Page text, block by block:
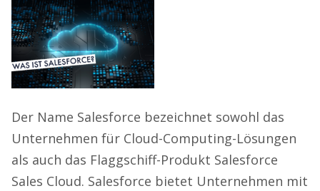
Der Name Salesforce bezeichnet sowohl das
Unternehmen für Cloud-Computing-Lösungen
als auch das Flaggschiff-Produkt Salesforce
Sales Cloud. Salesforce bietet Unternehmen mit